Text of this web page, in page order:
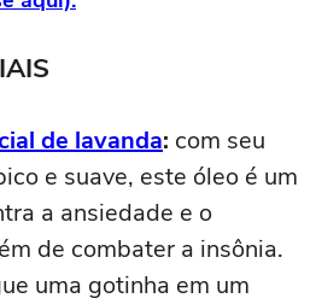
de lavanda: com seu
e suave, este óleo é um
a ansiedade e o
de combater a insônia.
uma gotinha em um